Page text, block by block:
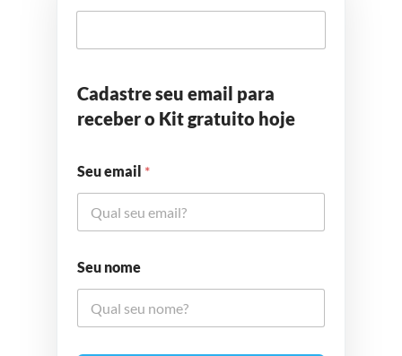
Cadastre seu email para
receber o Kit gratuito hoje
Seu email *
Seu nome